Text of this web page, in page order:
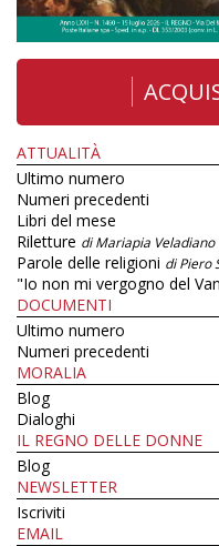
ATTUALITÀ
Ultimo numero
Numeri precedenti
Libri del mese
Riletture di Mariapia Veladiano
Parole delle religioni di Piero
"Io non mi vergogno del
DOCUMENTI
Ultimo numero
Numeri precedenti
MORALIA
Blog
Dialoghi
IL REGNO DELLE DONNE
Blog
NEWSLETTER
Iscriviti
EMAIL